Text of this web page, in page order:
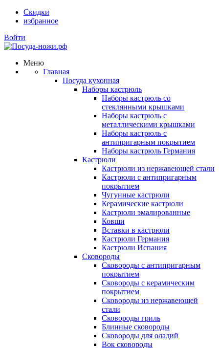
Скидки
избранное
Войти
Меню
Главная
Посуда кухонная
Наборы кастрюль
Наборы кастрюль со
стеклянными крышками
Наборы кастрюль с
металлическими крышками
Наборы кастрюль с
антипригарным покрытием
Наборы кастрюль Германия
Кастрюли
Кастрюли из нержавеющей стали
Кастрюли с антипригарным
покрытием
Чугунные кастрюли
Керамические кастрюли
Кастрюли эмалированные
Ковши
Вставки в кастрюли
Кастрюли Германия
Кастрюли Испания
Сковороды
Сковороды с антипригарным
покрытием
Сковороды с керамическим
покрытием
Сковороды из нержавеющей
стали
Сковороды гриль
Блинные сковороды
Сковороды для оладий
Вок сковороды